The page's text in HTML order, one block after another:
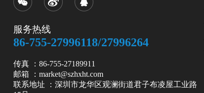
服务热线
86-755-27996118/27996264
传真 ：86-755-27189911
邮箱 ：market@szhxht.com
联系地址 ：深圳市龙华区观澜街道君子布凌屋工业路